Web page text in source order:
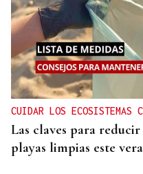
CUIDAR LOS ECOSISTEMAS
Las claves para
playas limpias este